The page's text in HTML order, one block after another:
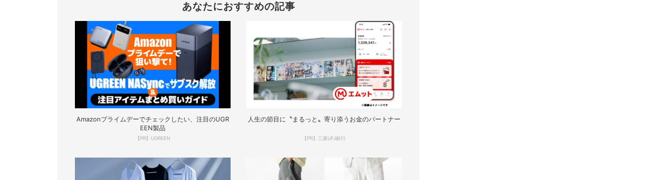
あなたにおすすめの記事
Amazonプライムデーでチェックしたい、注目のUGR
EEN製品
【PR】UGREEN
人生の節目に〝まるっと〟寄り添うお金のパートナー
【PR】三菱UFJ銀行